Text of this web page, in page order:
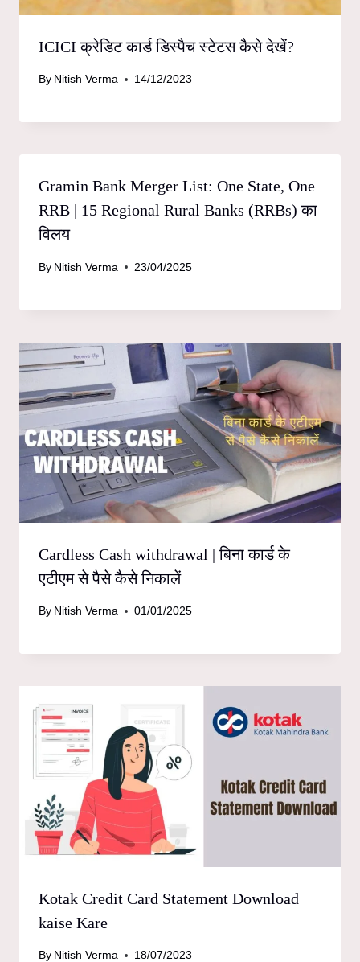
ICICI क्रेडिट कार्ड डिस्पैच स्टेटस कैसे देखें?
By Nitish Verma 14/12/2023
Gramin Bank Merger List: One State, One
RRB | 15 Regional Rural Banks (RRBs) का
विलय
By Nitish Verma 23/04/2025
Cardless Cash withdrawal | बिना कार्ड के
एटीएम से पैसे कैसे निकालें
By Nitish Verma 01/01/2025
Kotak Credit Card Statement Download
kaise Kare
By Nitish Verma 18/07/2023